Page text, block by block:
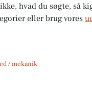
hvad du søgte, så
eller brug vores
/ mekanik